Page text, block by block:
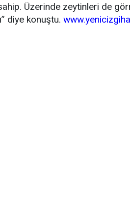
Üzerinde zeytinleri de
diye konuştu.